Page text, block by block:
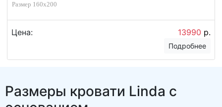
Размер 160х200
Цена: 13990 р.
Подробнее
Размеры кровати Linda с